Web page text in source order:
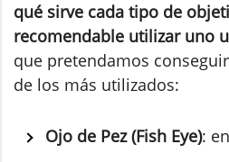
qué sirve cada tipo de
recomendable utilizar uno
que pretendamos
de los más utilizados:
Ojo de Pez (Fish Eye):